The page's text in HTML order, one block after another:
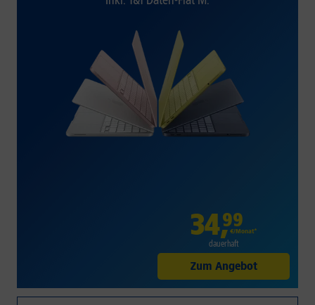
34,99
€/Monat*
dauerhaft
Zum Angebot